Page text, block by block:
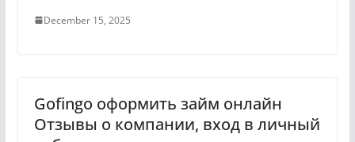
December 15, 2025
Gofingo оформить займ онлайн
Отзывы о компании, вход в личный